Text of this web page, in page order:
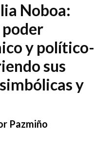
Noboa:
y político-
sus
y
Pazmiño